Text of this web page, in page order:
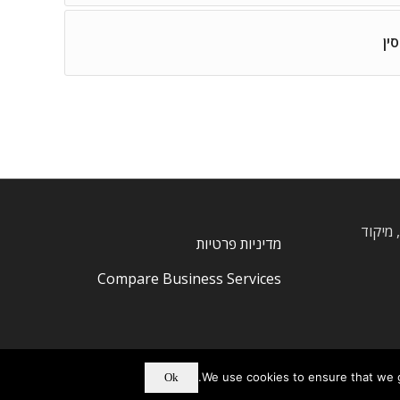
חרוצים, מיקוד
מדיניות פרטיות
Compare Business Services
We use cookies to ensure that
Ok